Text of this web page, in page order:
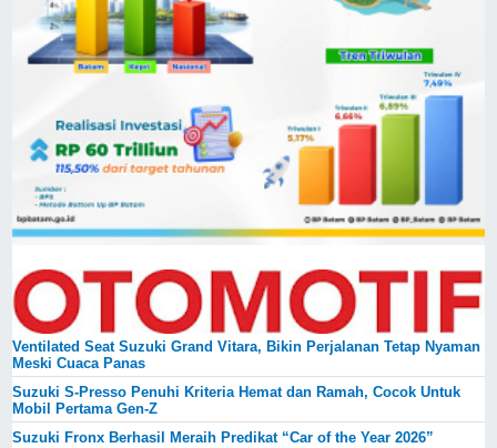
Ventilated Seat Suzuki Grand Vitara, Bikin Perjalanan Tetap Nyaman
Meski Cuaca Panas
Suzuki S-Presso Penuhi Kriteria Hemat dan Ramah, Cocok Untuk
Mobil Pertama Gen-Z
Suzuki Fronx Berhasil Meraih Predikat “Car of the Year 2026”